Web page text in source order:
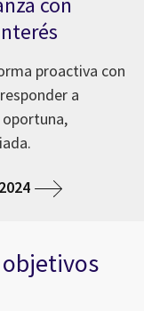
proactiva con
a